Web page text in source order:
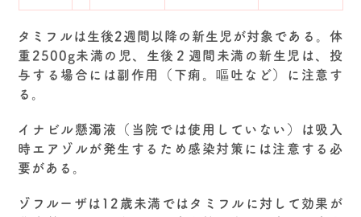
タミフルは生後2週間以降の新生児が対象である。体
重2500g未満の児、生後２週間未満の新生児は、投
与する場合には副作用（下痢。嘔吐など）に注意す
る。
イナビル懸濁液（当院では使用していない）は吸入
時エアゾルが発生するため感染対策には注意する必
要がある。
ゾフルーザは12歳未満ではタミフルに対して効果が